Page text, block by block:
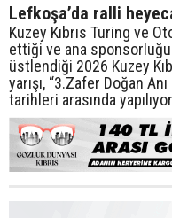
Lefkoşa’da ralli
Kuzey Kıbrıs Turing ve
ettiği ve ana
üstlendiği 2026 Kuzey
yarışı, “3.Zafer Doğan
tarihleri arasında